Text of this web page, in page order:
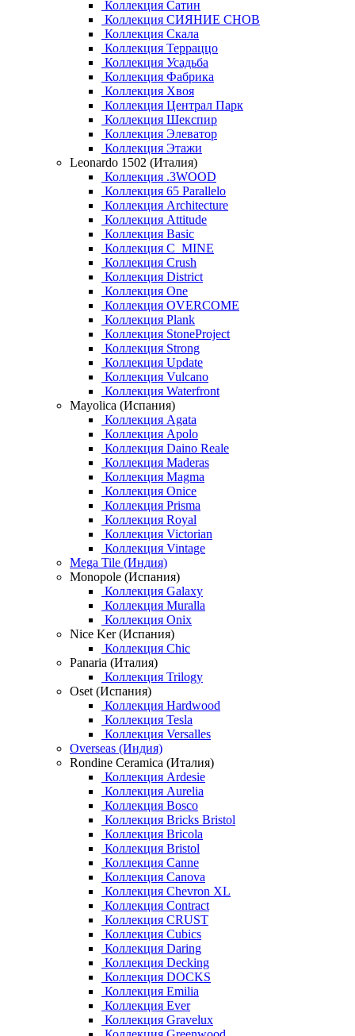
Коллекция Сатин
Коллекция СИЯНИЕ СНОВ
Коллекция Скала
Коллекция Терраццо
Коллекция Усадьба
Коллекция Фабрика
Коллекция Хвоя
Коллекция Централ Парк
Коллекция Шекспир
Коллекция Элеватор
Коллекция Этажи
Leonardo 1502 (Италия)
Коллекция .3WOOD
Коллекция 65 Parallelo
Коллекция Architecture
Коллекция Attitude
Коллекция Basic
Коллекция C_MINE
Коллекция Crush
Коллекция District
Коллекция One
Коллекция OVERCOME
Коллекция Plank
Коллекция StoneProject
Коллекция Strong
Коллекция Update
Коллекция Vulcano
Коллекция Waterfront
Mayolica (Испания)
Коллекция Agata
Коллекция Apolo
Коллекция Daino Reale
Коллекция Maderas
Коллекция Magma
Коллекция Onice
Коллекция Prisma
Коллекция Royal
Коллекция Victorian
Коллекция Vintage
Mega Tile (Индия)
Monopole (Испания)
Коллекция Galaxy
Коллекция Muralla
Коллекция Onix
Nice Ker (Испания)
Коллекция Chic
Panaria (Италия)
Коллекция Trilogy
Oset (Испания)
Коллекция Hardwood
Коллекция Tesla
Коллекция Versalles
Overseas (Индия)
Rondine Ceramica (Италия)
Коллекция Ardesie
Коллекция Aurelia
Коллекция Bosco
Коллекция Bricks Bristol
Коллекция Bricola
Коллекция Bristol
Коллекция Canne
Коллекция Canova
Коллекция Chevron XL
Коллекция Contract
Коллекция CRUST
Коллекция Cubics
Коллекция Daring
Коллекция Decking
Коллекция DOCKS
Коллекция Emilia
Коллекция Ever
Коллекция Gravelux